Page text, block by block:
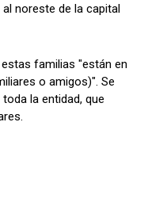
noreste de la capital
familias "están en
o amigos)". Se
la entidad, que